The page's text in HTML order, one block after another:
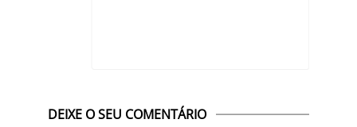
DEIXE O SEU COMENTÁRIO